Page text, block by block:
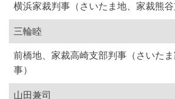
横浜家裁判事（さいたま地、家裁熊谷
三輪睦
前橋地、家裁高崎支部判事（さいたま
事）
山田兼司